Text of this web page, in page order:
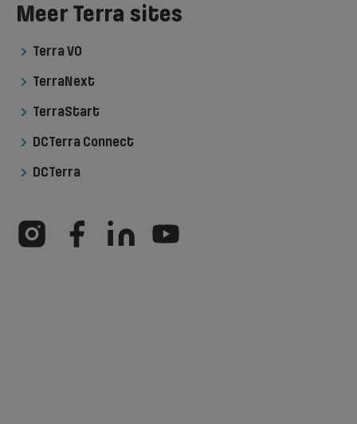
Meer Terra sites
Terra VO
TerraNext
TerraStart
DCTerra Connect
DCTerra